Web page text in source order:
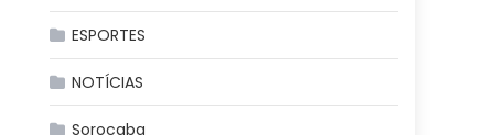
ESPORTES
NOTÍCIAS
Sorocaba